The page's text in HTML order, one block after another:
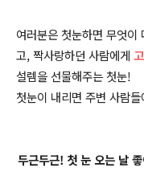
여러분은 첫눈하면 무엇이
고, 짝사랑하던 사람에게
설렘을 선물해주는 첫눈!
첫눈이 내리면 주변 사람
두근두근! 첫 눈 오는 날